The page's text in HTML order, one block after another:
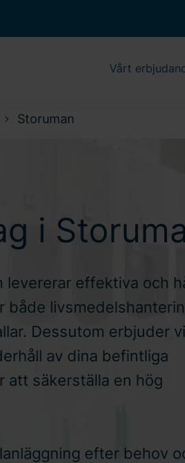
Vårt
Storuman
i
levererar effektiva och
både
Dessutom erbjuder vi
av dina befintliga
att säkerställa en hög
efter behov